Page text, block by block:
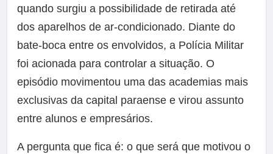
quando surgiu a possibilidade de retirada até
dos aparelhos de ar-condicionado. Diante do
bate-boca entre os envolvidos, a Polícia Militar
foi acionada para controlar a situação. O
episódio movimentou uma das academias mais
exclusivas da capital paraense e virou assunto
entre alunos e empresários.
A pergunta que fica é: o que será que motivou o